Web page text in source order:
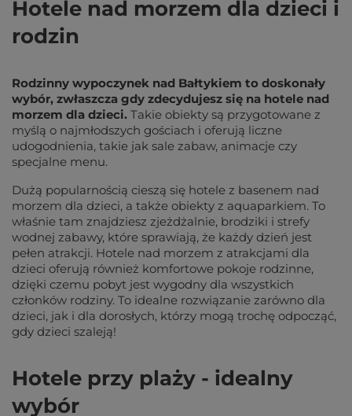
Hotele nad morzem dla dzieci i
rodzin
Rodzinny wypoczynek nad Bałtykiem to doskonały
wybór, zwłaszcza gdy zdecydujesz się na hotele nad
morzem dla dzieci. Takie obiekty są przygotowane z
myślą o najmłodszych gościach i oferują liczne
udogodnienia, takie jak sale zabaw, animacje czy
specjalne menu.
Dużą popularnością cieszą się hotele z basenem nad
morzem dla dzieci, a także obiekty z aquaparkiem. To
właśnie tam znajdziesz zjeżdżalnie, brodziki i strefy
wodnej zabawy, które sprawiają, że każdy dzień jest
pełen atrakcji. Hotele nad morzem z atrakcjami dla
dzieci oferują również komfortowe pokoje rodzinne,
dzięki czemu pobyt jest wygodny dla wszystkich
członków rodziny. To idealne rozwiązanie zarówno dla
dzieci, jak i dla dorosłych, którzy mogą trochę odpocząć,
gdy dzieci szaleją!
Hotele przy plaży - idealny
wybór